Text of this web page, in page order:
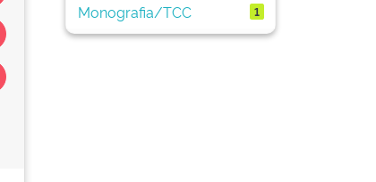
Monografia/TCC
1